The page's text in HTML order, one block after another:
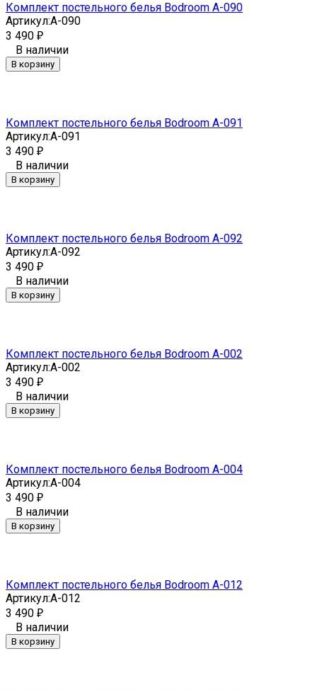
Комплект постельного белья Bodroom A-090
Артикул:A-090
3 490 ₽
В наличии
В корзину
Комплект постельного белья Bodroom A-091
Артикул:A-091
3 490 ₽
В наличии
В корзину
Комплект постельного белья Bodroom A-092
Артикул:A-092
3 490 ₽
В наличии
В корзину
Комплект постельного белья Bodroom A-002
Артикул:A-002
3 490 ₽
В наличии
В корзину
Комплект постельного белья Bodroom A-004
Артикул:A-004
3 490 ₽
В наличии
В корзину
Комплект постельного белья Bodroom A-012
Артикул:A-012
3 490 ₽
В наличии
В корзину